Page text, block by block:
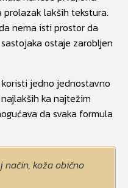
lakših tekstura.
nema isti prostor da
ostaje zarobljen
jedno jednostavno
ka najtežim
da svaka formula
koža obično